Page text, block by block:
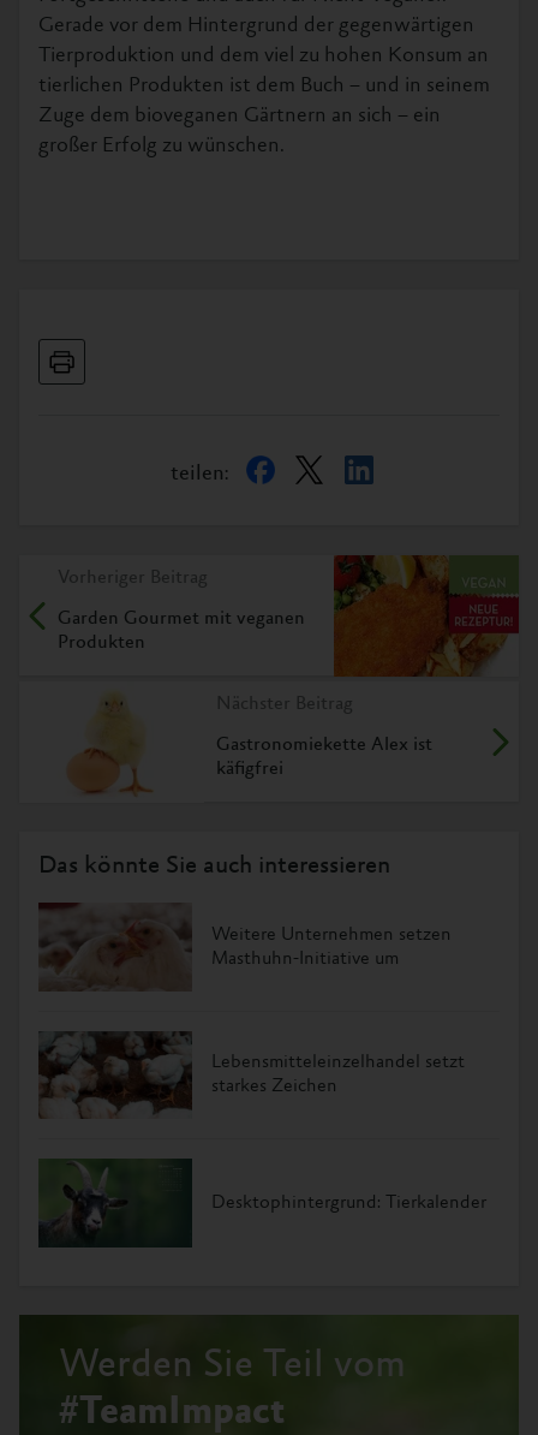
Gerade vor dem Hintergrund der gegenwärtigen
Tierproduktion und dem viel zu hohen Konsum an
tierlichen Produkten ist dem Buch – und in seinem
Zuge dem bioveganen Gärtnern an sich – ein
großer Erfolg zu wünschen.
teilen:
Vorheriger Beitrag
Garden Gourmet mit veganen
Produkten
Nächster Beitrag
Gastronomiekette Alex ist
käfigfrei
Das könnte Sie auch interessieren
Weitere Unternehmen setzen
Masthuhn-Initiative um
Lebensmitteleinzelhandel setzt
starkes Zeichen
Desktophintergrund: Tierkalender
Werden Sie Teil vom
#TeamImpact